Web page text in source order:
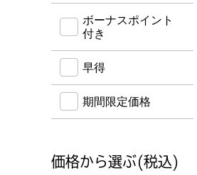
ボーナスポイント
付き
早得
期間限定価格
価格から選ぶ(税込)